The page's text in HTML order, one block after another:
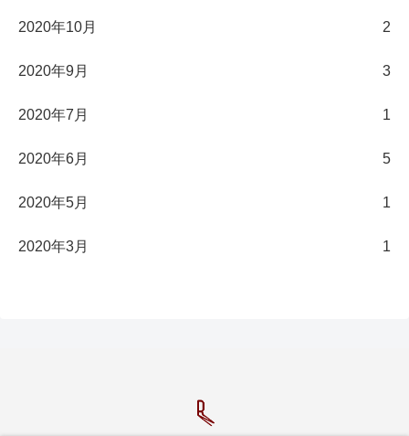
2020年10月 2
2020年9月 3
2020年7月 1
2020年6月 5
2020年5月 1
2020年3月 1